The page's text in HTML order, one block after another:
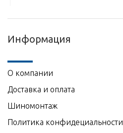
Информация
О компании
Доставка и оплата
Шиномонтаж
Политика конфидециальности